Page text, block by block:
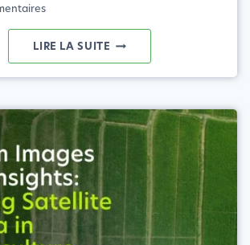
LIRE LA SUITE AGRICULTURE
RÉGÉNÉRATIVE
UTILISER
OUTILS
L'AGRICULTURE
DE